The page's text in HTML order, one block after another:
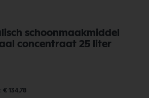
schoonmaakmiddel
concentraat 25 liter
€ 134,78